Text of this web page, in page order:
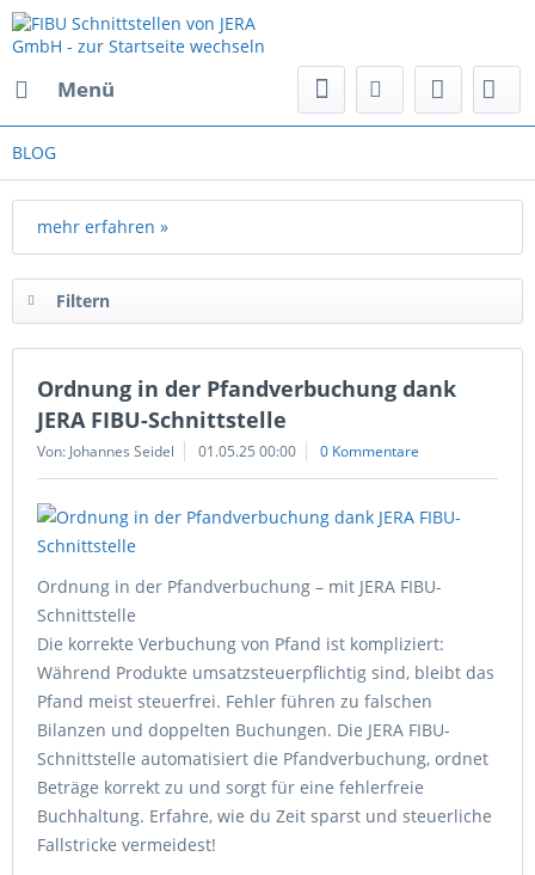
Menü
BLOG
mehr erfahren »
Filtern
Ordnung in der Pfandverbuchung dank
JERA FIBU-Schnittstelle
Von: Johannes Seidel 01.05.25 00:00 0 Kommentare
Ordnung in der Pfandverbuchung – mit JERA FIBU-
Schnittstelle
Die korrekte Verbuchung von Pfand ist kompliziert:
Während Produkte umsatzsteuerpflichtig sind, bleibt das
Pfand meist steuerfrei. Fehler führen zu falschen
Bilanzen und doppelten Buchungen. Die JERA FIBU-
Schnittstelle automatisiert die Pfandverbuchung, ordnet
Beträge korrekt zu und sorgt für eine fehlerfreie
Buchhaltung. Erfahre, wie du Zeit sparst und steuerliche
Fallstricke vermeidest!